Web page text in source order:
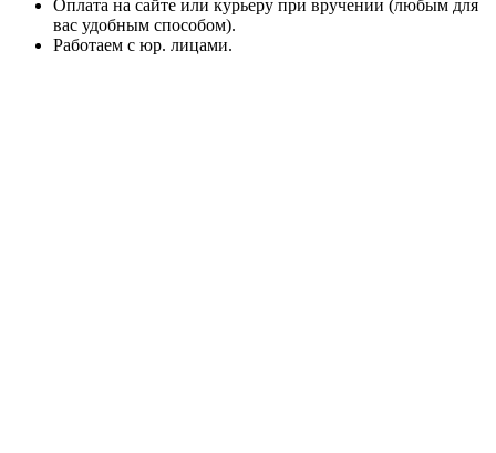
Оплата на сайте или курьеру при вручении (любым для
вас удобным способом).
Работаем с юр. лицами.